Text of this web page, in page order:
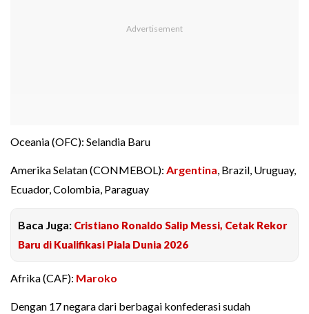
Oceania (OFC): Selandia Baru
Amerika Selatan (CONMEBOL): Argentina, Brazil, Uruguay,
Ecuador, Colombia, Paraguay
Baca Juga: Cristiano Ronaldo Salip Messi, Cetak Rekor
Baru di Kualifikasi Piala Dunia 2026
Afrika (CAF): Maroko
Dengan 17 negara dari berbagai konfederasi sudah